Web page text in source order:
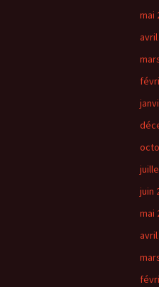
mai
juin
mai